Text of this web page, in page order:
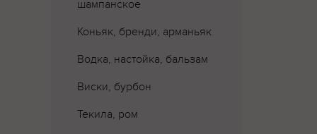
шампанское
Коньяк, бренди, арманьяк
Водка, настойка, бальзам
Виски, бурбон
Текила, ром